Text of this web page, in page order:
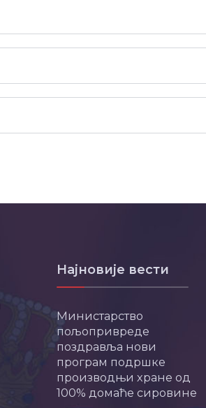
Најновије вести
Министарство
пољопривреде
поздравља нови
програм подршке
производњи хране од
100% домаће сировине